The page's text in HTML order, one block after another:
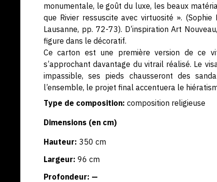
monumentale, le goût du luxe, les beaux
que Rivier ressuscite avec virtuosité ».
Lausanne, pp. 72-73). D’inspiration Art
figure dans le décoratif.
Ce carton est une première version de ce
s’approchant davantage du vitrail réalisé. Le
impassible, ses pieds chausseront des
l’ensemble, le projet final accentuera le
Type de composition: composition religieuse
Dimensions (en cm)
Hauteur: 350 cm
Largeur: 96 cm
Profondeur: —